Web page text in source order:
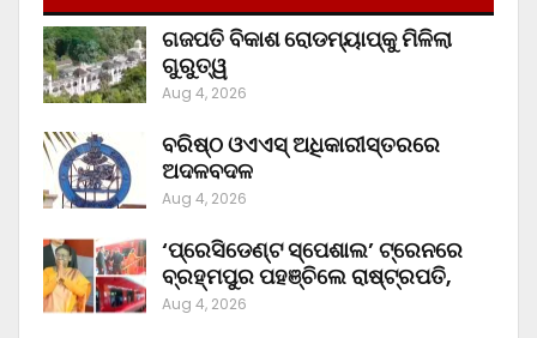
ଗଜପତି ବିକାଶ ରୋଡମ୍ୟାପ୍‌କୁ ମିଳିଲା
ଗୁରୁତ୍ୱ
Aug 4, 2026
ବରିଷ୍ଠ ଓଏଏସ୍‌ ଅଧିକାରୀସ୍ତରରେ
ଅଦଳବଦଳ
Aug 4, 2026
‘ପ୍ରେସିଡେଣ୍ଟ ସ୍ପେଶାଲ’ ଟ୍ରେନରେ
ବ୍ରହ୍ମପୁର ପହଞ୍ଚିଲେ ରାଷ୍ଟ୍ରପତି,
Aug 4, 2026